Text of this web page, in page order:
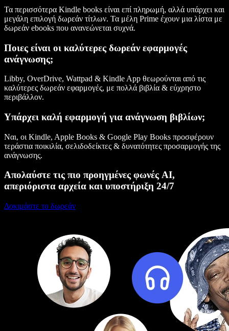
Τα περισσότερα Kindle books είναι επί πληρωμή, αλλά υπάρχει και
μεγάλη επιλογή δωρεάν τίτλων. Τα μέλη Prime έχουν μια λίστα με
δωρεάν ebooks που ανανεώνεται συχνά.
Ποιες είναι οι καλύτερες δωρεάν εφαρμογές
ανάγνωσης;
Libby, OverDrive, Wattpad & Kindle App θεωρούνται από τις
καλύτερες δωρεάν εφαρμογές, με πολλά βιβλία & εύχρηστο
περιβάλλον.
Υπάρχει καλή εφαρμογή για ανάγνωση βιβλίων;
Ναι, οι Kindle, Apple Books & Google Play Books προσφέρουν
τεράστια ποικιλία, σελιδοδείκτες & δυνατότητες προσαρμογής της
ανάγνωσης.
Απολαύστε τις πιο προηγμένες φωνές AI,
απεριόριστα αρχεία και υποστήριξη 24/7
Δοκιμάστε το δωρεάν